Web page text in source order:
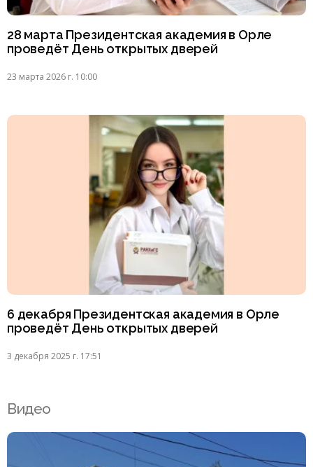
28 марта Президентская академия в Орле
проведёт День открытых дверей
23 марта 2026 г. 10:00
6 декабря Президентская академия в Орле
проведёт День открытых дверей
3 декабря 2025 г. 17:51
Видео